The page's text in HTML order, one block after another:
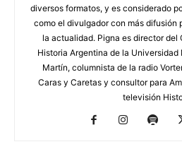
diversos formatos, y es considerado
como el divulgador con más difusión
la actualidad. Pigna es director del
Historia Argentina de la Universidad
Martín, columnista de la radio
Caras y Caretas y consultor para
televisión